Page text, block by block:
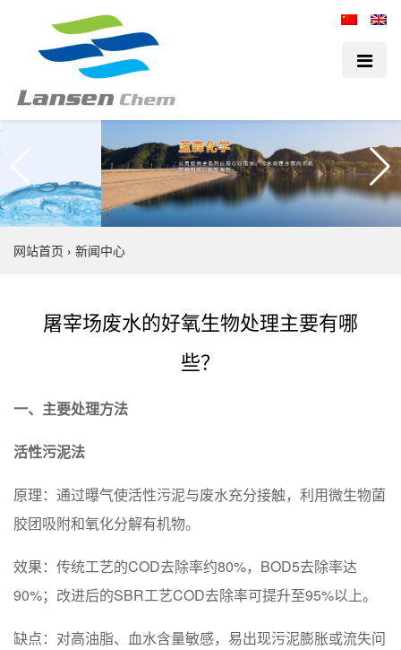
网站首页 › 新闻中心
屠宰场废水的好氧生物处理主要有哪
些？
一、主要处理方法
‌活性污泥法‌
‌原理‌：通过曝气使活性污泥与废水充分接触，利用微生物菌
胶团吸附和氧化分解有机物。
‌效果‌：传统工艺的COD去除率约80%，BOD5去除率达
90%；改进后的SBR工艺COD去除率可提升至95%以上。
‌缺点‌：对高油脂、血水含量敏感，易出现污泥膨胀或流失问